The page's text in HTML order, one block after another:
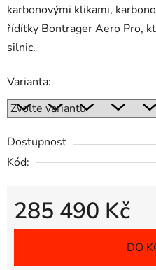
karbonovými klikami,
řídítky Bontrager Aero Pro,
silnic.
Varianta:
Dostupnost
Kód:
285 490 Kč
Měrná cena:
DO